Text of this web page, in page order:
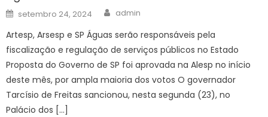
Posted
on
setembro 24, 2024 Author
admin
Artesp, Arsesp e SP Águas serão responsáveis pela
fiscalização e regulação de serviços públicos no Estado
Proposta do Governo de SP foi aprovada na Alesp no início
deste mês, por ampla maioria dos votos O governador
Tarcísio de Freitas sancionou, nesta segunda (23), no
Palácio dos […]